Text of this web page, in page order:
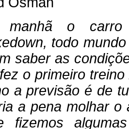
manhã o
todo
saber as
o primeiro
a previsão é de
a pena molhar o
fizemos